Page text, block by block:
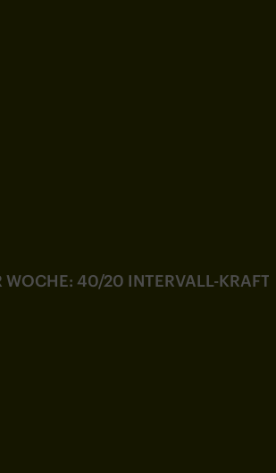
WOCHE: 40/20 INTERVALL-